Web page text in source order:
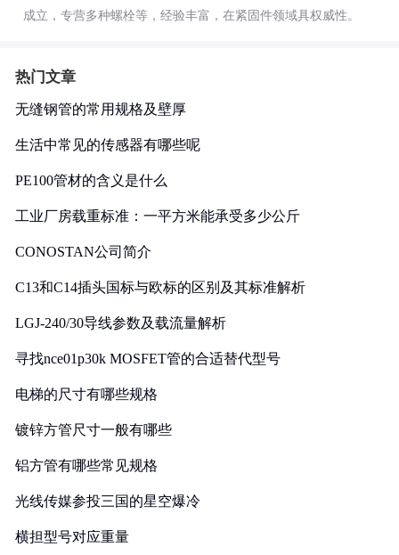
成立，专营多种螺栓等，经验丰富，在紧固件领域具权威性。
热门文章
无缝钢管的常用规格及壁厚
生活中常见的传感器有哪些呢
PE100管材的含义是什么
工业厂房载重标准：一平方米能承受多少公斤
CONOSTAN公司简介
C13和C14插头国标与欧标的区别及其标准解析
LGJ-240/30导线参数及载流量解析
寻找nce01p30k MOSFET管的合适替代型号
电梯的尺寸有哪些规格
镀锌方管尺寸一般有哪些
铝方管有哪些常见规格
光线传媒参投三国的星空爆冷
横担型号对应重量